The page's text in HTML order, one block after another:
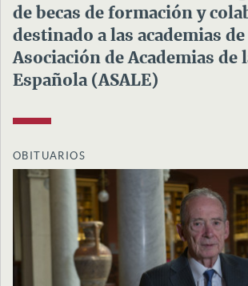
de becas de formación y
destinado a las academias de
Asociación de Academias de
Española (ASALE)
OBITUARIOS